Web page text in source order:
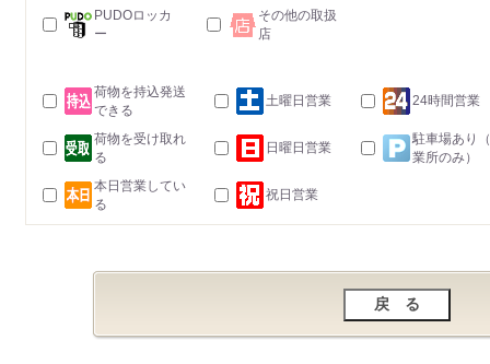
PUDOロッカ
ー
その他の取扱
店
荷物を持込発送
できる
土曜日営業 24時間営業
荷物を受け取れ
る
日曜日営業
駐車場あり
業所のみ）
本日営業してい
る
祝日営業